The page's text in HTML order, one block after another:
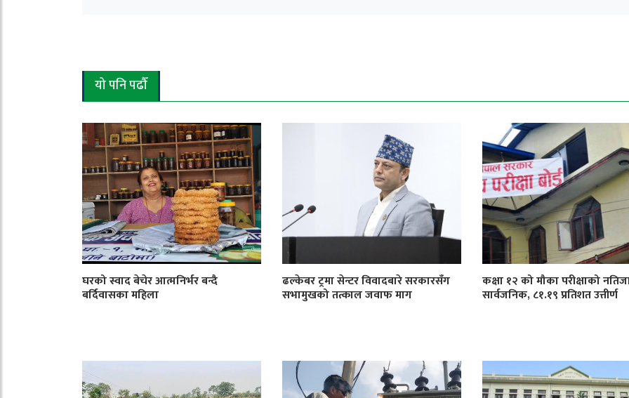
यो पनि पढौँ
घरको स्वाद बेचेर आत्मनिर्भर बन्दै
बर्दिवासका महिला
ढल्केबर ट्रमा सेन्टर विवादबारे सरकारसँग
सभामुखको तत्काल जवाफ माग
कक्षा १२ को मौका परीक्षाको
सार्वजनिक, ८१.१९ प्रतिशत उत्तीर्ण